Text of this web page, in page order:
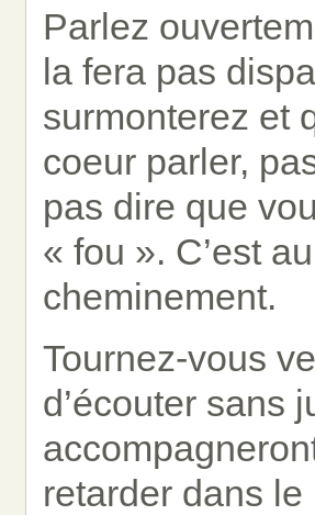
Parlez
la fera pas
surmonterez et
coeur parler,
pas dire que
« fou ». C’est
cheminement.
Tournez-vous
d’écouter sans
retarder dans